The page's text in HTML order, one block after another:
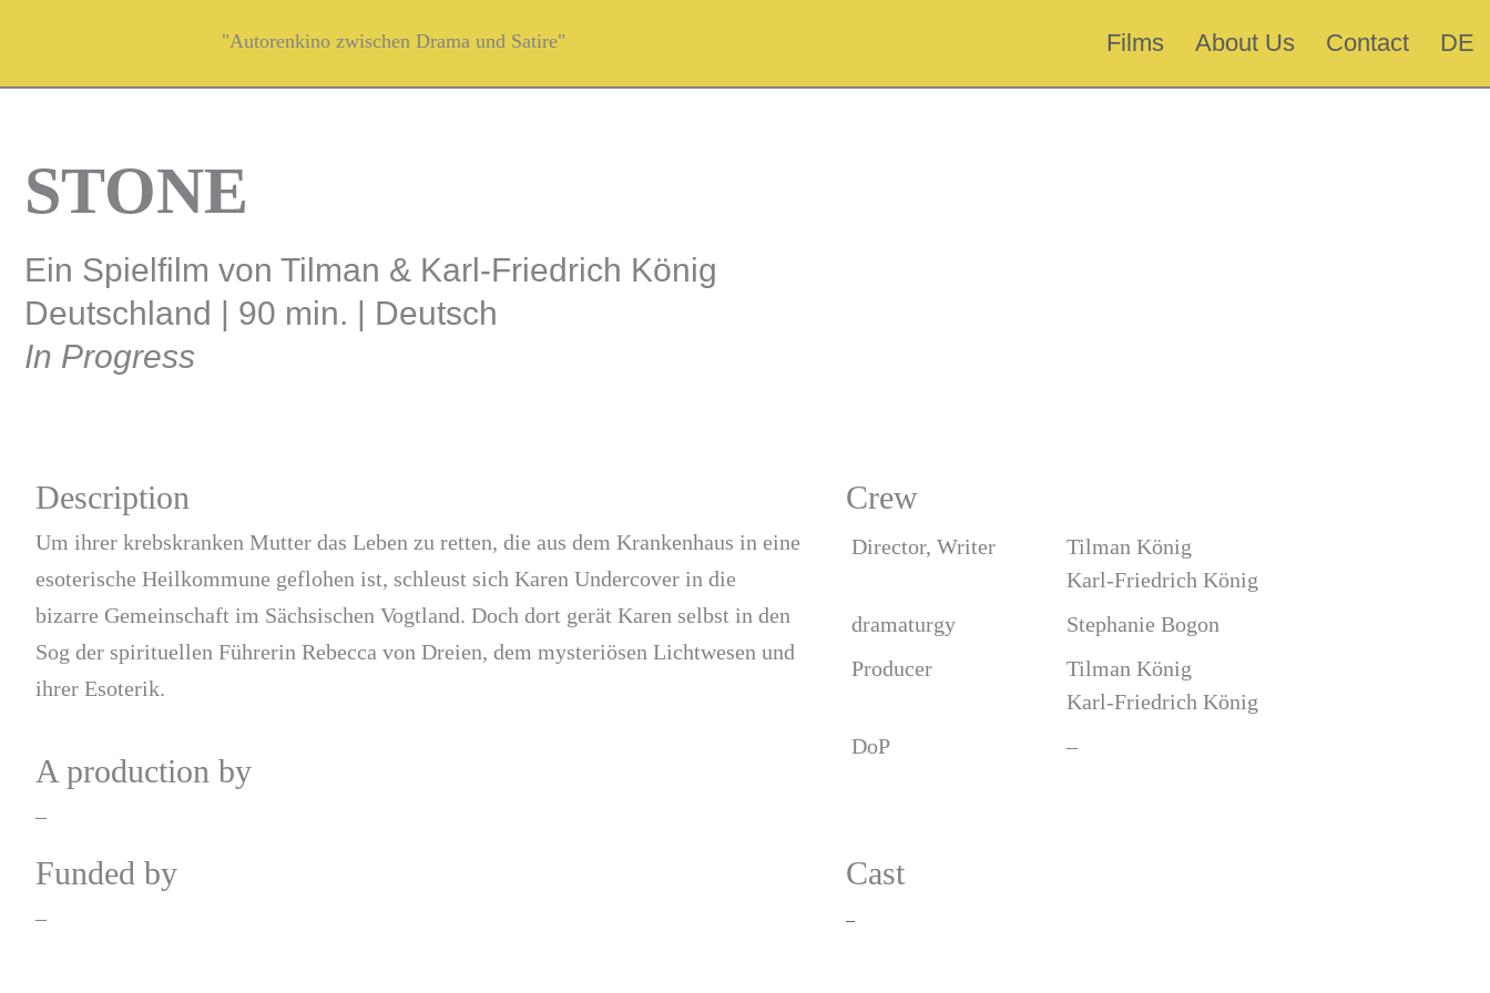
content
"Autorenkino zwischen Drama und Satire" Films About Us Contact DE
STONE
Ein Spielfilm von Tilman & Karl-Friedrich König
Deutschland | 90 min. | Deutsch
In Progress
Description
Um ihrer krebskranken Mutter das Leben zu retten, die aus dem Krankenhaus in eine
esoterische Heilkommune geflohen ist, schleust sich Karen Undercover in die
bizarre Gemeinschaft im Sächsischen Vogtland. Doch dort gerät Karen selbst in den
Sog der spirituellen Führerin Rebecca von Dreien, dem mysteriösen Lichtwesen und
ihrer Esoterik.
A production by
–
Crew
Director, Writer
Tilman König
Karl-Friedrich König
dramaturgy
Stephanie Bogon
Producer
Tilman König
Karl-Friedrich König
DoP
–
Funded by
–
Cast
–